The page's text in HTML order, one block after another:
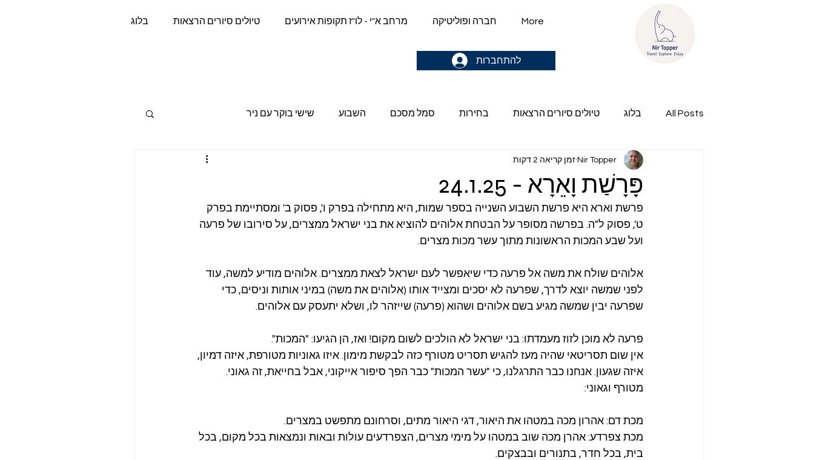
בלוג טיולים סיורים הרצאות מרחב א"י - לו"ז תקופות אירועים חברה ופוליטיקה More
להתחברות
All Posts בלוג טיולים סיורים הרצאות בחירות סמל מסכם השבוע שישי בוקר עם ניר
פרשת השבוע של ניר
פָּרָשַׁת וָאֵרָא - 24.1.25
Nir Topper זמן קריאה 2 דקות
פרשת וארא היא פרשת השבוע השנייה בספר שמות, היא מתחילה בפרק ו', פסוק ב' ומסתיימת בפרק
ט', פסוק ל"ה. בפרשה מסופר על הבטחת אלוהים להוציא את בני ישראל ממצרים, על סירובו של פרעה
ועל שבע המכות הראשונות מתוך עשר מכות מצרים.
אלוהים שולח את משה אל פרעה כדי שיאפשר לעם ישראל לצאת ממצרים. אלוהים מודיע למשה, עוד
לפני שמשה יוצא לדרך, שפרעה לא יסכים ומצייד אותו (אלוהים את משה) במיני אותות וניסים, כדי
שפרעה יבין שמשה מגיע בשם אלוהים ושהוא (פרעה) שייזהר לו, ושלא יתעסק עם אלוהים.
פרעה לא מוכן לזוז מעמדתו: בני ישראל לא הולכים לשום מקום! ואז, הן הגיעו: "המכות".
אין שום תסריטאי שהיה מעז להגיש תסריט מטורף כזה לבקשת מימון. איזו גאוניות מטורפת, איזה דמיון,
איזה שגעון. אנחנו כבר התרגלנו, כי "עשר המכות" כבר הפך סיפור אייקוני, אבל בחייאת, זה גאוני.
מטורף וגאוני:
מכת דם: אהרון מכה במטהו את היאור, דגי היאור מתים, וסרחונם מתפשט במצרים.
מכת צפרדע: אהרן מכה שוב במטהו על מימי מצרים, הצפרדעים עולות ובאות ונמצאות בכל מקום, בכל
בית, בכל חדר, בתנורים ובבצקים.